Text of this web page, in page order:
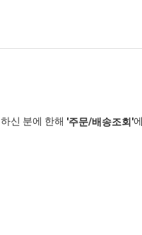
신 분에 한해 '주문/배송조회'